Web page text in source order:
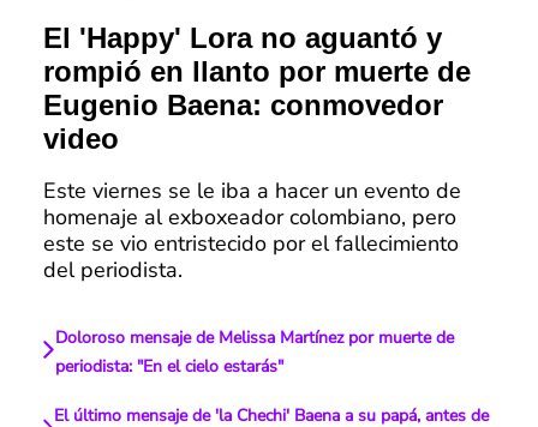
El 'Happy' Lora no aguantó y
rompió en llanto por muerte de
Eugenio Baena: conmovedor
video
Este viernes se le iba a hacer un evento de
homenaje al exboxeador colombiano, pero
este se vio entristecido por el fallecimiento
del periodista.
Doloroso mensaje de Melissa Martínez por muerte de
periodista: "En el cielo estarás"
El último mensaje de 'la Chechi' Baena a su papá, antes de